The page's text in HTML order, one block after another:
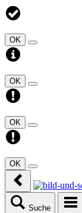
OK
OK
OK
OK
Suche